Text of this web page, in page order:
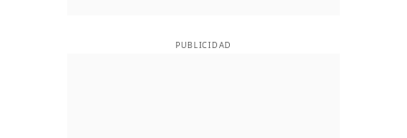
PUBLICIDAD